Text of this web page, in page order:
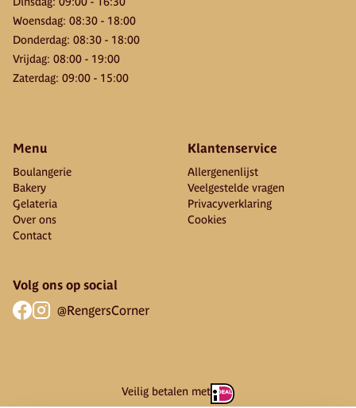
Woensdag: 08:30 - 18:00
Donderdag: 08:30 - 18:00
Vrijdag: 08:00 - 19:00
Zaterdag: 09:00 - 15:00
Menu
Boulangerie
Bakery
Gelateria
Over ons
Contact
Klantenservice
Allergenenlijst
Veelgestelde vragen
Privacyverklaring
Cookies
Volg ons op social
@RengersCorner
Veilig betalen met